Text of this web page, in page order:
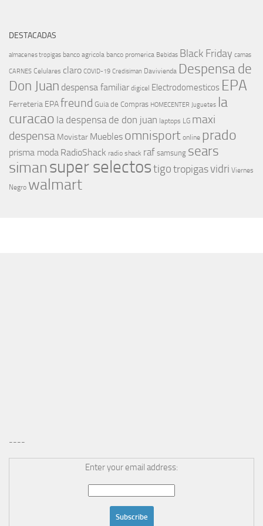
DESTACADAS
almacenes tropigas banco agricola banco promerica Bebidas Black Friday camas
CARNES Celulares claro COVID-19 Credisiman Davivienda Despensa de
Don Juan despensa familiar digicel Electrodomesticos EPA
Ferreteria EPAfreund Guia de Compras HOMECENTER Juguetes la
curacao la despensa de don juan laptops LG maxi
despensa Movistar Muebles omnisport online prado
prisma moda RadioShack radio shack raf samsung sears
simansuper selectostigotropigasvidri Viernes
Negro walmart
----
Enter your email address: